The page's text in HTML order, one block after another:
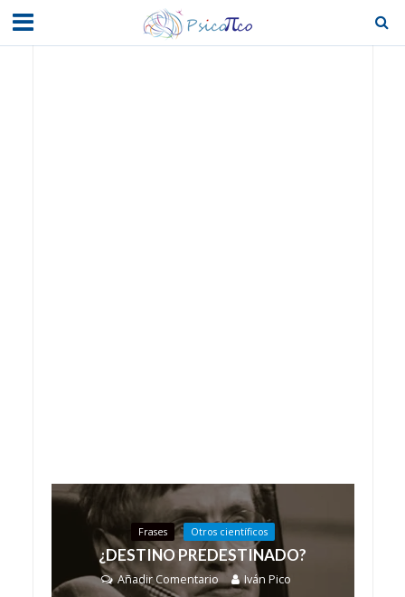
Frases Otros científicos
¿DESTINO PREDESTINADO?
Añadir Comentario Iván Pico